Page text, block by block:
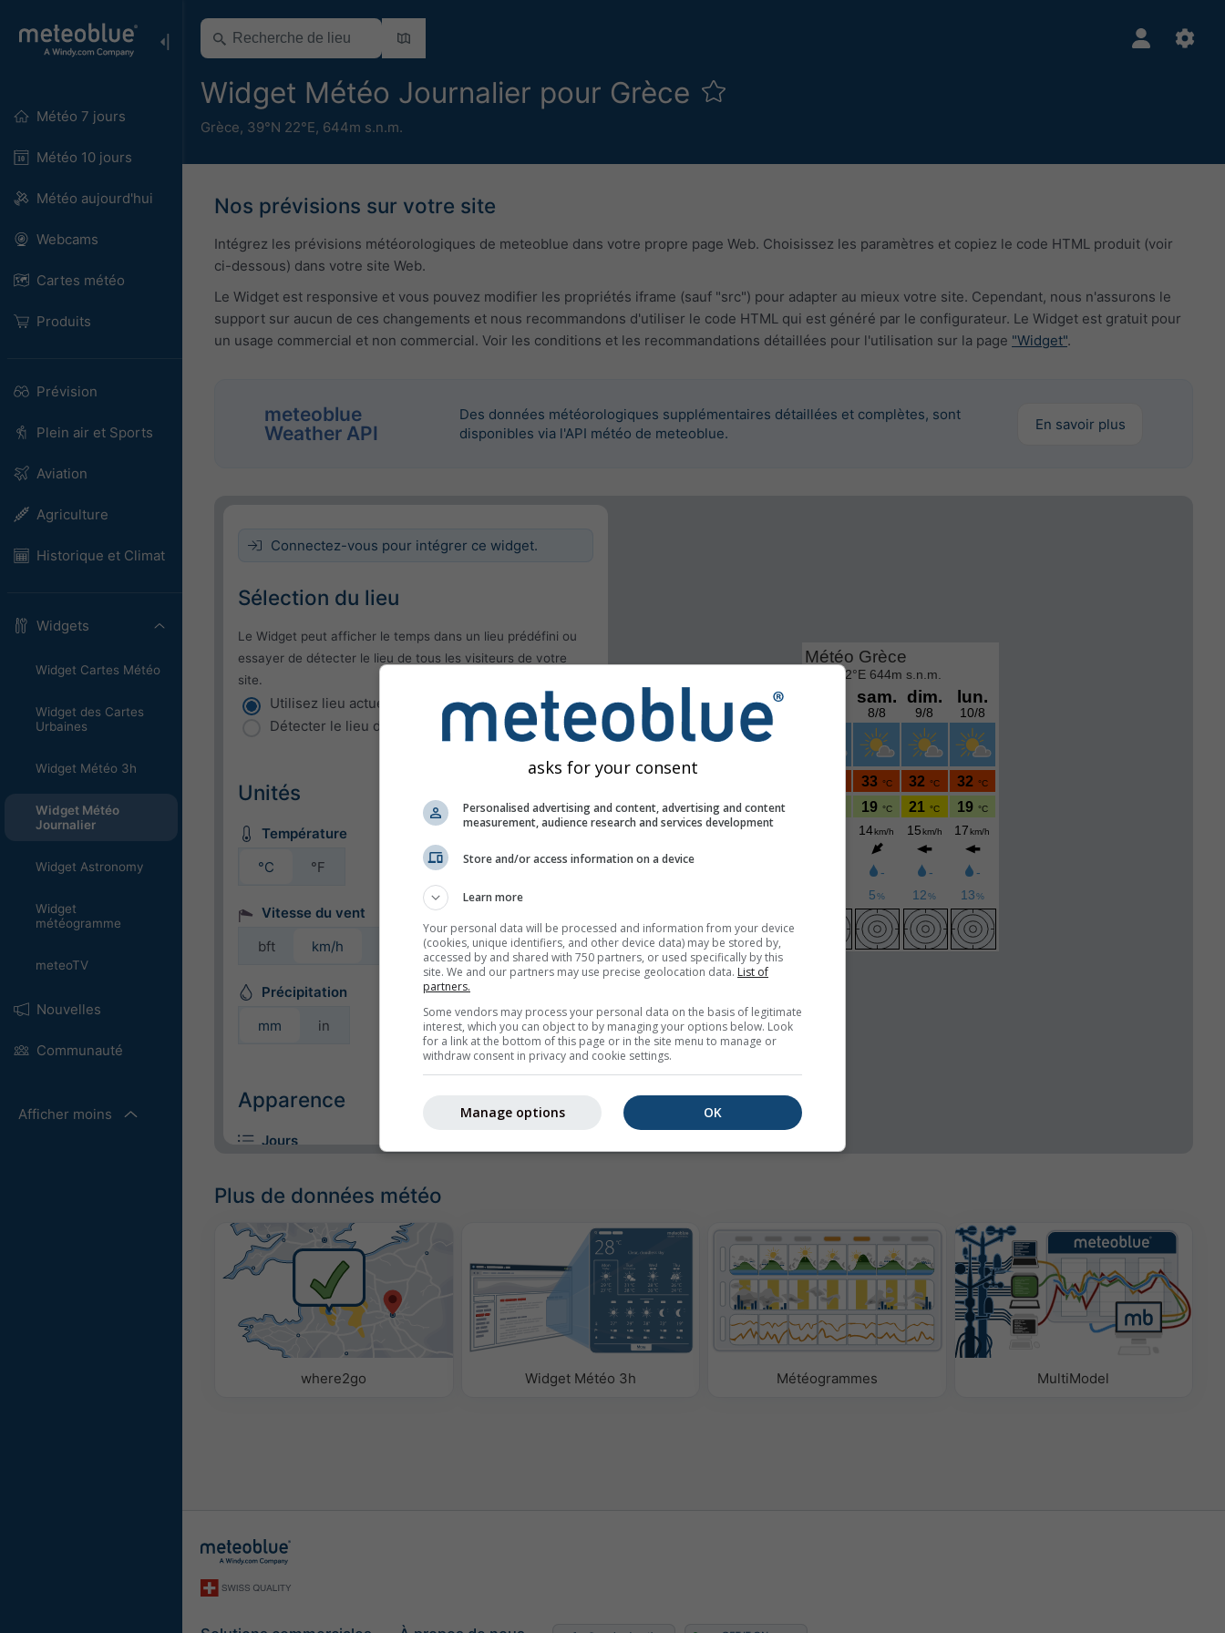
Météo 7 jours
Météo 10 jours
Météo aujourd'hui
Webcams
Cartes météo
Produits
Prévision
Plein air et Sports
Aviation
Agriculture
Historique et Climat
Widgets
Widget Cartes Météo
Widget des Cartes
Urbaines
Widget Météo 3h
Widget Météo
Journalier
Widget Astronomy
Widget
météogramme
meteoTV
Nouvelles
Communauté
Afficher moins
Widget Météo Journalier pour Grèce
Grèce, 39°N 22°E, 644m s.n.m.
Nos prévisions sur votre site
Intégrez les prévisions météorologiques de meteoblue dans votre propre page Web. Choisissez les paramètres et copiez le code HTML produit (voir
ci-dessous) dans votre site Web.
Le Widget est responsive et vous pouvez modifier les propriétés iframe (sauf "src") pour adapter au mieux votre site. Cependant, nous n'assurons le
support sur aucun de ces changements et nous recommandons d'utiliser le code HTML qui est généré par le configurateur. Le Widget est gratuit pour
un usage commercial et non commercial. Voir les conditions et les recommandations détaillées pour l'utilisation sur la page "Widget".
meteoblue
Weather API
Des données météorologiques supplémentaires détaillées et complètes, sont
disponibles via l'API météo de meteoblue.
En savoir plus
Connectez-vous pour intégrer ce widget.
Sélection du lieu
Le Widget peut afficher le temps dans un lieu prédéfini ou
essayer de détecter le lieu de tous les visiteurs de votre
site.
Utilisez lieu actuel
Détecter le lieu de l'utilisateur
Unités
Température
°C
°F
Vitesse du vent
bft
km/h mph kn
Précipitation
mm
in
Apparence
Jours
Coloré
Monochrome
Paramètres
Utilisez les options suivantes pour ajouter des
variables météorologiques pour le Widget ou les
supprimer.
Rafale de vent
Direction du vent
Plus de données météo
where2go Widget Météo 3h Météogrammes MultiModel
asks for your consent
Personalised advertising and content, advertising and content
measurement, audience research and services development
Store and/or access information on a device
Learn more
Your personal data will be processed and information from your device
(cookies, unique identifiers, and other device data) may be stored by,
accessed by and shared with 750 partners, or used specifically by this
site. We and our partners may use precise geolocation data. List of
partners.
Some vendors may process your personal data on the basis of legitimate
interest, which you can object to by managing your options below. Look
for a link at the bottom of this page or in the site menu to manage or
withdraw consent in privacy and cookie settings.
OK
Manage options